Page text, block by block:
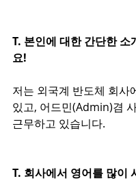
T. 본인에 대한 간단한 소
요!
저는 외국계 반도체 회사
있고, 어드민(Admin)겸
근무하고 있습니다.
T. 회사에서 영어를 많이